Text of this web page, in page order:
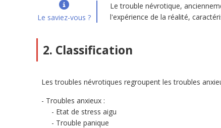
Le saviez-vous ?
Le trouble névrotique,
l'expérience de la réalité,
2. Classification
Les troubles névrotiques regroupent les troubles
Troubles anxieux :
Etat de stress aigu
Trouble panique